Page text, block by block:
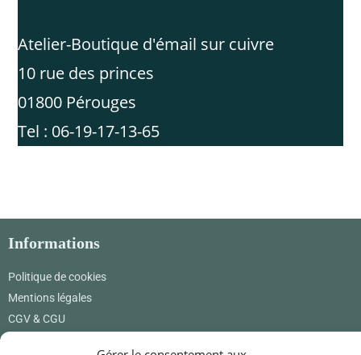
Atelier-Boutique d'émail sur cuivre
10 rue des princes
01800 Pérouges
Tel : 06-19-17-13-65
Informations
Politique de cookies
Mentions légales
CGV & CGU